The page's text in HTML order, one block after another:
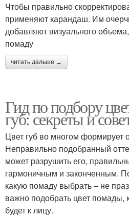
Чтобы правильно
применяют карандаш. Им
добавляют визуального
помаду
читать дальше →
Гид по подбору
губ: секреты и
Цвет губ во многом формирует
Неправильно подобранный
может разрушить его,
гармоничным и законченным.
какую помаду выбрать – не
важно подобрать цвет помады,
будет к лицу.